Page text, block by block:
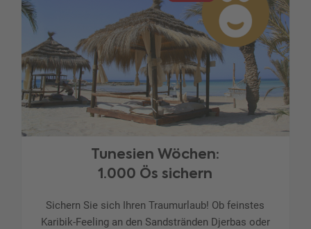
Tunesien Wöchen:
1.000 Ös sichern
Sichern Sie sich Ihren Traumurlaub! Ob feinstes
Karibik-Feeling an den Sandstränden Djerbas oder